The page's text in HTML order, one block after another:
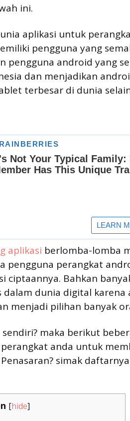
ini.
aplikasi untuk
pengguna yang
pengguna android yang
dan menjadikan
terbesar di dunia
aplikasi berlomba-lomba
pengguna perangkat
ciptaannya. Bahkan
dalam dunia digital karena
menjadi pilihan banyak
sendiri? maka berikut
anda untuk
simak
[hide]